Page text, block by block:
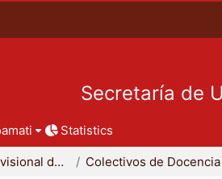
Secretaría de
Statistics
Coordinación Divisional de Docencia Colectivos de Docencia